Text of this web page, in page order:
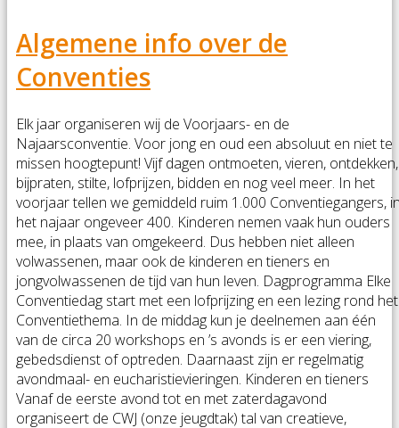
Algemene info over de
Conventies
Elk jaar organiseren wij de Voorjaars- en de
Najaarsconventie. Voor jong en oud een absoluut en niet te
missen hoogtepunt! Vijf dagen ontmoeten, vieren, ontdekken,
bijpraten, stilte, lofprijzen, bidden en nog veel meer. In het
voorjaar tellen we gemiddeld ruim 1.000 Conventiegangers,
het najaar ongeveer 400. Kinderen nemen vaak hun ouders
mee, in plaats van omgekeerd. Dus hebben niet alleen
volwassenen, maar ook de kinderen en tieners en
jongvolwassenen de tijd van hun leven. Dagprogramma Elke
Conventiedag start met een lofprijzing en een lezing rond het
Conventiethema. In de middag kun je deelnemen aan één
van de circa 20 workshops en ’s avonds is er een viering,
gebedsdienst of optreden. Daarnaast zijn er regelmatig
avondmaal- en eucharistievieringen. Kinderen en tieners
Vanaf de eerste avond tot en met zaterdagavond
organiseert de CWJ (onze jeugdtak) tal van creatieve,